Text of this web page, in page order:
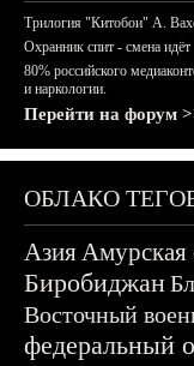
Трилогия "Китобои" А.
Охранник спит - смена идёт
80% российского
и наркологии.
Перейти на форум
ОБЛАКО
АзияАмурская
Биробиджан
Восточный
федеральный